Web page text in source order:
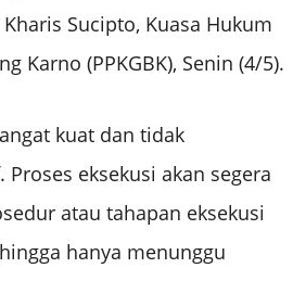
Sucipto, Kuasa Hukum
Karno (PPKGBK), Senin (4/5).
kuat dan tidak
eksekusi akan segera
atau tahapan eksekusi
hanya menunggu